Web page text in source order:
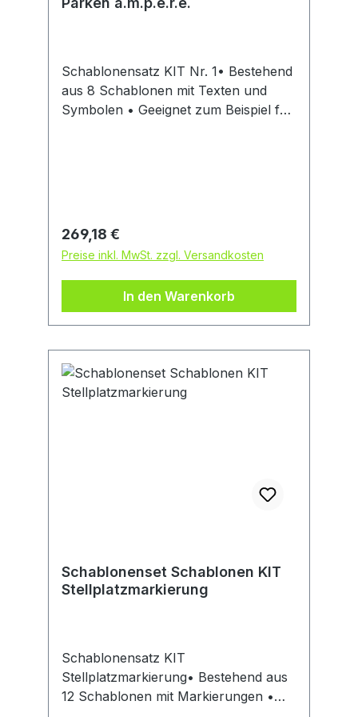
Schablonensatz KIT Nr. 1• Bestehend
aus 8 Schablonen mit Texten und
Symbolen • Geeignet zum Beispiel für
Reserviert, Besucher, Stop,
Behindertensymbol, 2
PfeilkombinationenHersteller:
A.M.P.E.R.E Deutschland GmbH, Emil-
v.-Behring-Str. 7-9, 63128
Dietzenbach, DE, +496074696680,
Regulärer Preis:
269,18 €
Preise inkl. MwSt. zzgl. Versandkosten
In den Warenkorb
Schablonenset Schablonen KIT
Stellplatzmarkierung
Schablonensatz KIT
Stellplatzmarkierung• Bestehend aus
12 Schablonen mit Markierungen •